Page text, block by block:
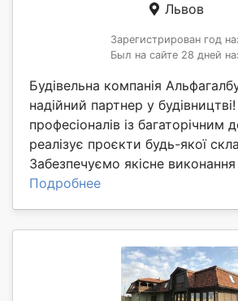
Львов
Зарегистрирован год
Был на сайте 28 дней
Будівельна компанія
надійний партнер у
професіоналів із багаторічним
реалізує проєкти будь-якої
Забезпечуємо якісне виконання
Подробнее